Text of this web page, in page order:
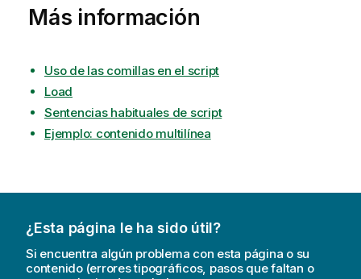
Más información
Uso de las comillas en el script
Load
Sentencias habituales de script
Ejemplo: contenido multilínea
¿Esta página le ha sido útil?
Si encuentra algún problema con esta página o su
contenido (errores tipográficos, pasos que faltan o